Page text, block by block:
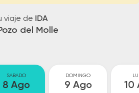
viaje de IDA
del Molle
SABADO
8 Ago
DOMINGO
9 Ago 10